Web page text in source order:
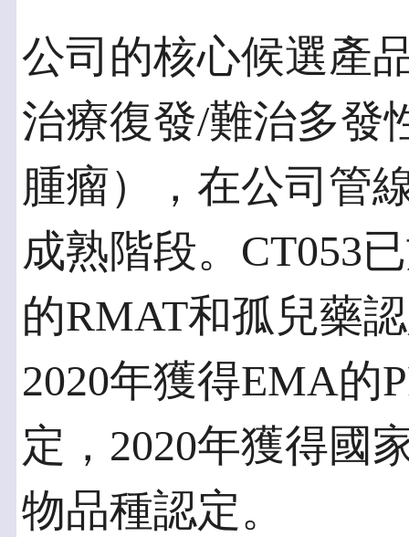
公司的核心候選產
治療復發/難治多發
腫瘤），在公司管
成熟階段。CT053
的RMAT和孤兒藥
2020年獲得EMA的
定，2020年獲得國
物品種認定。